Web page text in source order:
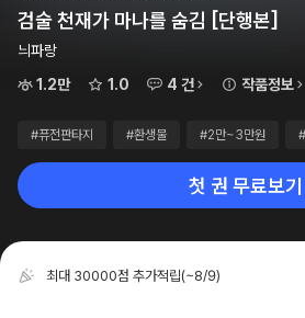
검술 천재가 마나를 숨김 [단행본]
늬파랑
1.2만
1.0 4 건 작품정보
#퓨전판타지 #환생물 #2만~3만원
첫 권 무료보기
최대 30000점 추가적립(~8/9)